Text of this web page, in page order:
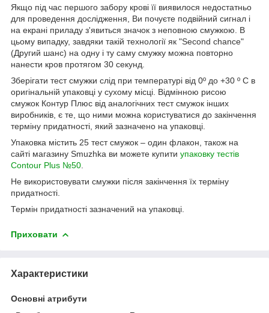
Якщо під час першого забору крові її виявилося недостатньо
для проведення дослідження, Ви почуєте подвійний сигнал і
на екрані приладу з'явиться значок з неповною смужкою. В
цьому випадку, завдяки такій технології як "Second chance"
(Другий шанс) на одну і ту саму смужку можна повторно
нанести кров протягом 30 секунд.
Зберігати тест смужки слід при температурі від 0º до +30 º С в
оригінальній упаковці у сухому місці. Відмінною рисою
смужок Контур Плюс від аналогічних тест смужок інших
виробників, є те, що ними можна користуватися до закінчення
терміну придатності, який зазначено на упаковці.
Упаковка містить 25 тест смужок – один флакон, також на
сайті магазину Smuzhka ви можете купити упаковку тестів
Contour Plus №50
Не використовувати смужки після закінчення їх терміну
придатності.
Термін придатності зазначений на упаковці.
Приховати
Характеристики
Основні атрибути